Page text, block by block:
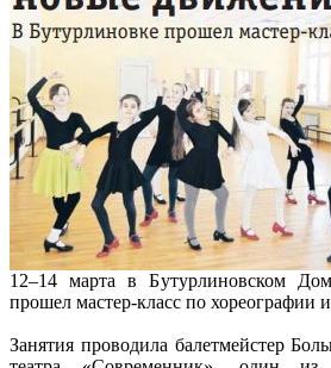
12–14 марта в Бутурлиновском
прошел мастер-класс по хореографии
Занятия проводила балетмейстер